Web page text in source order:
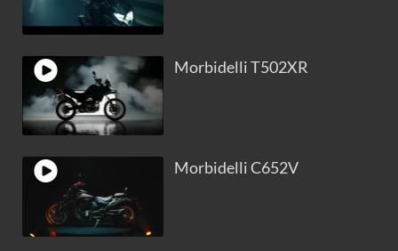
Morbidelli T502XR
Morbidelli C652V